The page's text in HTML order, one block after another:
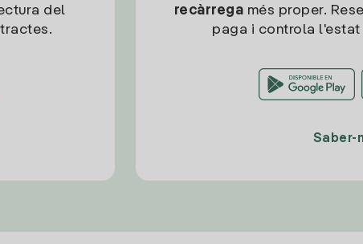
del
recàrrega més proper.
paga i controla
Saber-